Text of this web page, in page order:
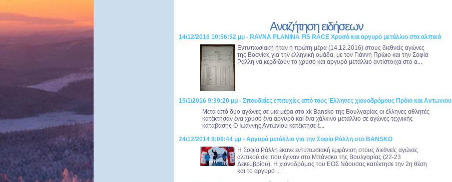
Αναζήτηση ειδήσεων
14/12/2016 10:56:52 μμ - RAVNA PLANINA FIS RACE Χρυσό και αργυρό μετάλλιο στα αλπικά
Εντυπωσιακή ήταν η πρώτη μέρα (14.12.2016) στους διεθνείς αγώνες
της Βοσνίας για την ελληνική ομάδα, με τον Γιάννη Πρώιο και την Σοφία
Ράλλη να κερδίζουν το χρυσό και αργυρό μετάλλιο αντίστοιχα στο α...
15/1/2016 9:39:20 μμ - Σπουδαίες επιτυχίες από τους Έλληνες χιονοδρόμους Πρόιο και Αντωνιου
Μετά από δυο αγώνες σε μια μέρα στο xk Βansko της Βουλγαρίας οι έλληνες αθλητές
κατέκτησαν ένα χρυσό ένα αργυρό και ένα χάλκινο μετάλλιο σε αγώνες τεχνικής
κατάβασης Ο Ιωάννης Αντωνίου κατέκτησε έ...
24/12/2014 9:08:44 μμ - Αργυρό μετάλλιο για την Σοφία Ράλλη στο BANSKO
Η Σοφία Ράλλη έκανε εντυπωσιακή εμφάνιση στους διεθνείς αγώνες
αλπικού σκι που έγιναν στο Μπάνσκο της Βουλγαρίας (22-23
Δεκεμβρίου). Η χιονοδρόμος του ΕΟΣ Νάουσας κατέκτησε την 2η θέση
και το αργυρό ...